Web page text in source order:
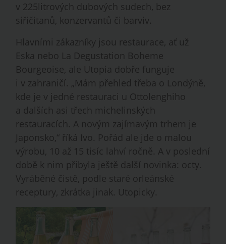
v 225litrových dubových sudech, bez
siřičitanů, konzervantů či barviv.
Hlavními zákazníky jsou restaurace, ať už
Eska nebo La Degustation Boheme
Bourgeoise, ale Utopia dobře funguje
i v zahraničí. „Mám přehled třeba o Londýně,
kde je v jedné restauraci u Ottolenghiho
a dalších asi třech michelinských
restauracích. A novým zajímavým trhem je
Japonsko,“ říká Ivo. Pořád ale jde o malou
výrobu, 10 až 15 tisíc lahví ročně. A v poslední
době k nim přibyla ještě další novinka: octy.
Vyráběné čistě, podle staré orleánské
receptury, zkrátka jinak. Utopicky.